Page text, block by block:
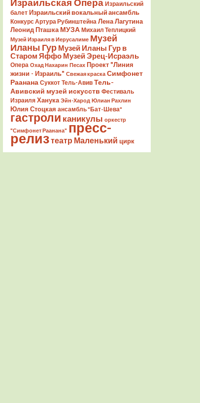
Израильский
балет Израильский вокальный ансамбль
Конкурс Артура Рубинштейна Лена Лагутина
Леонид Пташка МУЗА Михаил Теплицкий
Музей Израиля в Иерусалиме Музей
Иланы Гур Музей Иланы Гур в
Старом Яффо Музей Эрец-Исраэль
Опера Охад Нахарин Песах Проект "Линия
жизни - Израиль" Свежая краска Симфонет
Раанана Суккот Тель-Авив Тель-
Авивский музей искусств Фестиваль
Израиля Ханука Эйн-Харод Юлиан Рахлин
Юлия Стоцкая ансамбль "Бат-Шева"
гастроли каникулы оркестр
"Симфонет Раанана" пресс-
релизтеатр Маленький цирк